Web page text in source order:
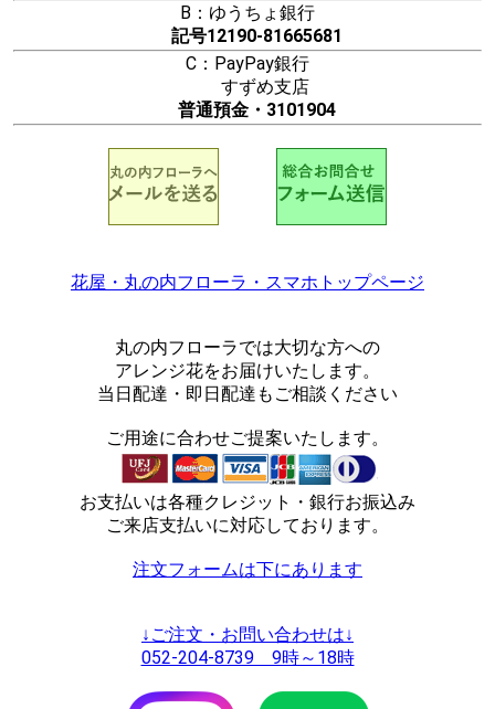
B：ゆうちょ銀行
記号12190-81665681
C：PayPay銀行
すずめ支店
普通預金・3101904
花屋・丸の内フローラ・スマホトップページ
丸の内フローラでは大切な方への
アレンジ花をお届けいたします。
当日配達・即日配達もご相談ください
ご用途に合わせご提案いたします。
お支払いは各種クレジット・銀行お振込み
ご来店支払いに対応しております。
注文フォームは下にあります
↓ご注文・お問い合わせは↓
052-204-8739 9時～18時